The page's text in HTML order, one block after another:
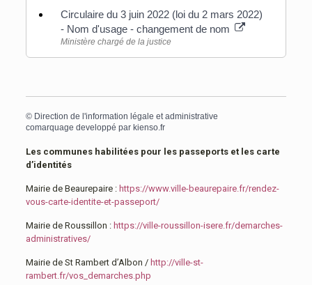
Circulaire du 3 juin 2022 (loi du 2 mars 2022)
- Nom d'usage - changement de nom
Ministère chargé de la justice
© Direction de l'information légale et administrative
comarquage developpé par kienso.fr
Les communes habilitées pour les passeports et les carte
d’identités
Mairie de Beaurepaire : https://www.ville-beaurepaire.fr/rendez-
vous-carte-identite-et-passeport/
Mairie de Roussillon : https://ville-roussillon-isere.fr/demarches-
administratives/
Mairie de St Rambert d’Albon / http://ville-st-
rambert.fr/vos_demarches.php